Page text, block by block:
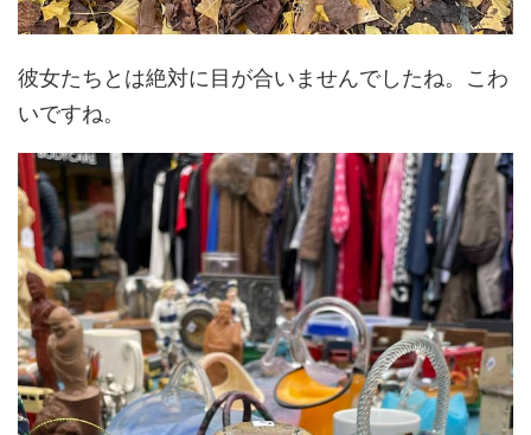
彼女たちとは絶対に目が合いませんでしたね。こわ
いですね。